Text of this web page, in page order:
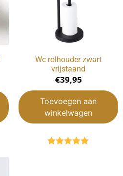
Wc rolhouder zwart
vrijstaand
€39,95
Toevoegen aan
winkelwagen